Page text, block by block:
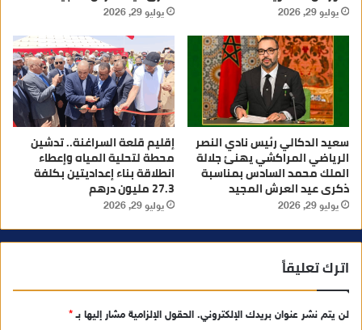
يوليو 29, 2026 يوليو 29, 2026
سعيد الدكالي رئيس نادي النصر
الرياضي المراكشي يهنئ جلالة
الملك محمد السادس بمناسبة
ذكرى عيد العرش المجيد
يوليو 29, 2026
إقليم قلعة السراغنة.. تدشين
محطة لتحلية المياه وإعطاء
انطلاقة بناء إعداديتين بكلفة
27.3 مليون درهم
يوليو 29, 2026
اترك تعليقاً
لن يتم نشر عنوان بريدك الإلكتروني. الحقول الإلزامية مشار إليها بـ*